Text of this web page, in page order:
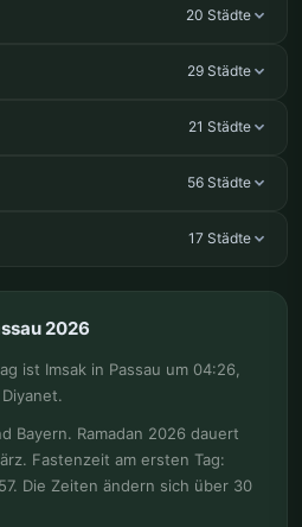
20 Städte
29 Städte
21 Städte
56 Städte
17 Städte
2026
ist Imsak in Passau um 04:26,
Bayern. Ramadan 2026 dauert
Fastenzeit am ersten Tag:
Die Zeiten ändern sich über 30